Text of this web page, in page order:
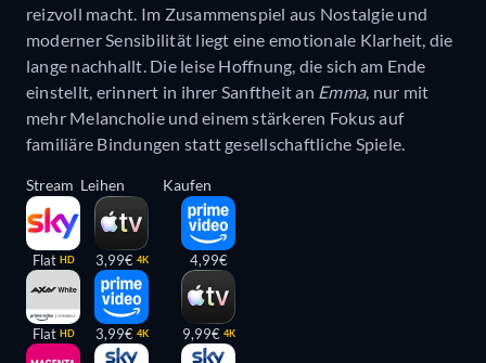
reizvoll macht. Im Zusammenspiel aus Nostalgie und
moderner Sensibilität liegt eine emotionale Klarheit, die
lange nachhallt. Die leise Hoffnung, die sich am Ende
einstellt, erinnert in ihrer Sanftheit an Emma, nur mit
mehr Melancholie und einem stärkeren Fokus auf
familiäre Bindungen statt gesellschaftliche Spiele.
Stream
Flat HD
Flat HD
Leihen
3,99€ 4K
3,99€ 4K
Kaufen
4,99€
9,99€ 4K